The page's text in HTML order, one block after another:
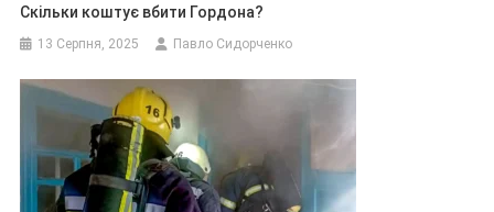
Скільки коштує вбити Гордона?
13 Серпня, 2025 Павло Сидорченко